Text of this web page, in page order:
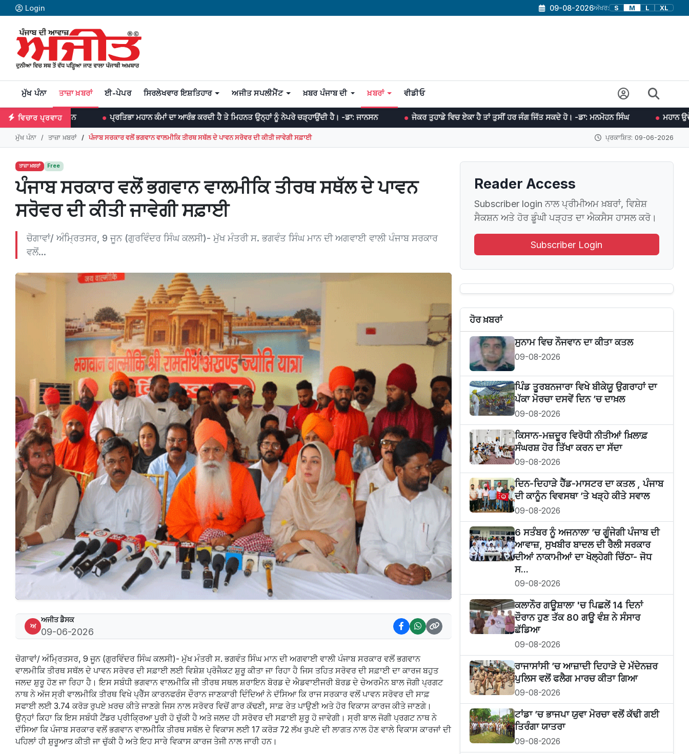
Login 09-08-2026ਅੱਖਰ: S M L XL
ਮੁੱਖ ਪੰਨਾ ਤਾਜ਼ਾ ਖ਼ਬਰਾਂ ਈ-ਪੇਪਰ ਸਿਰਲੇਖਵਾਰ ਇਸ਼ਤਿਹਾਰ ਅਜੀਤ ਸਪਲੀਮੈਂਟ ਖ਼ਬਰ ਪੰਜਾਬ ਦੀ ਖ਼ਬਰਾਂ ਵੀਡੀਓ
ਵਿਚਾਰ ਪ੍ਰਵਾਹਪ੍ਰਤਿਭਾ ਮਹਾਨ ਕੰਮਾਂ ਦਾ ਆਰੰਭ ਕਰਦੀ ਹੈ ਤੇ ਮਿਹਨਤ ਉਨ੍ਹਾਂ ਨੂੰ ਨੇਪਰੇ ਚੜ੍ਹਾਉਂਦੀ ਹੈ। -ਡਾ: ਜਾਨਸਨ ਜੇਕਰ ਤੁਹਾਡੇ ਵਿਚ ਏਕਾ ਹੈ ਤਾਂ ਤੁਸੀਂ ਹਰ ਜੰਗ ਜਿੱਤ ਸਕਦੇ ਹੋ। -ਡਾ: ਮਨਮੋਹਨ ਸਿੰਘ ਮਹਾਨ ਉਦੇਸ਼ ਦੀ ਪੂਰਤੀ ਲਈ
ਮੁੱਖ ਪੰਨਾ ਤਾਜ਼ਾ ਖ਼ਬਰਾਂ ਪੰਜਾਬ ਸਰਕਾਰ ਵਲੋਂ ਭਗਵਾਨ ਵਾਲਮੀਕਿ ਤੀਰਥ ਸਥੱਲ ਦੇ ਪਾਵਨ ਸਰੋਵਰ ਦੀ ਕੀਤੀ ਜਾਵੇਗੀ ਸਫ਼ਾਈ ਪ੍ਰਕਾਸ਼ਿਤ: 09-06-2026
ਤਾਜ਼ਾ ਖ਼ਬਰਾਂ Free
ਪੰਜਾਬ ਸਰਕਾਰ ਵਲੋਂ ਭਗਵਾਨ ਵਾਲਮੀਕਿ ਤੀਰਥ ਸਥੱਲ ਦੇ ਪਾਵਨ
ਸਰੋਵਰ ਦੀ ਕੀਤੀ ਜਾਵੇਗੀ ਸਫ਼ਾਈ
ਚੋਗਾਵਾਂ/ ਅੰਮ੍ਰਿਤਸਰ, 9 ਜੂਨ (ਗੁਰਵਿੰਦਰ ਸਿੰਘ ਕਲਸੀ)- ਮੁੱਖ ਮੰਤਰੀ ਸ. ਭਗਵੰਤ ਸਿੰਘ ਮਾਨ ਦੀ ਅਗਵਾਈ ਵਾਲੀ ਪੰਜਾਬ ਸਰਕਾਰ
ਵਲੋਂ...
ਅ
ਅਜੀਤ ਡੈਸਕ
09-06-2026
ਚੋਗਾਵਾਂ/ ਅੰਮ੍ਰਿਤਸਰ, 9 ਜੂਨ (ਗੁਰਵਿੰਦਰ ਸਿੰਘ ਕਲਸੀ)- ਮੁੱਖ ਮੰਤਰੀ ਸ. ਭਗਵੰਤ ਸਿੰਘ ਮਾਨ ਦੀ ਅਗਵਾਈ ਵਾਲੀ ਪੰਜਾਬ ਸਰਕਾਰ ਵਲੋਂ ਭਗਵਾਨ
ਵਾਲਮੀਕਿ ਤੀਰਥ ਸਥੱਲ ਦੇ ਪਾਵਨ ਸਰੋਵਰ ਦੀ ਸਫ਼ਾਈ ਲਈ ਵਿਸ਼ੇਸ਼ ਪ੍ਰੋਜੈਕਟ ਸ਼ੁਰੂ ਕੀਤਾ ਜਾ ਰਿਹਾ ਹੈ ਜਿਸ ਤਹਿਤ ਸਰੋਵਰ ਦੀ ਸਫ਼ਾਈ ਦਾ ਕਾਰਜ ਬਹੁਤ
ਜਲਦ ਸ਼ੁਰੂ ਹੋਣ ਜਾ ਰਿਹਾ ਹੈ। ਇਸ ਸਬੰਧੀ ਭਗਵਾਨ ਵਾਲਮੀਕਿ ਜੀ ਤੀਰਥ ਸਥਲ ਸ਼ਰਾਇਨ ਬੋਰਡ ਦੇ ਐਡਵਾਈਜਰੀ ਬੋਰਡ ਦੇ ਚੇਅਰਮੈਨ ਬਾਲ ਜੋਗੀ ਪ੍ਰਗਟ
ਨਾਥ ਨੇ ਅੱਜ ਸ੍ਰੀ ਵਾਲਮੀਕਿ ਤੀਰਥ ਵਿਖੇ ਪ੍ਰੈੱਸ ਕਾਰਨਫਰੰਸ ਦੌਰਾਨ ਜਾਣਕਾਰੀ ਦਿੰਦਿਆਂ ਨੇ ਦੱਸਿਆ ਕਿ ਰਾਜ ਸਰਕਾਰ ਵਲੋਂ ਪਾਵਨ ਸਰੋਵਰ ਦੀ ਸਾਫ਼
ਸਫਾਈ ਲਈ 3.74 ਕਰੋੜ ਰੁਪਏ ਖ਼ਰਚ ਕੀਤੇ ਜਾਣਗੇ ਜਿਸ ਨਾਲ ਸਰੋਵਰ ਵਿਚੋਂ ਗਾਰ ਕੱਢਣੀ, ਸਾਫ਼ ਰੇਤ ਪਾਉਣੀ ਅਤੇ ਹੋਰ ਵਿਕਾਸ ਕਾਰਜ ਕੀਤੇ ਜਾਣਗੇ।
ਉਨ੍ਹਾਂ ਕਿਹਾ ਕਿ ਇਸ ਸਬੰਧੀ ਟੈਂਡਰ ਪ੍ਰੀਕ੍ਰਿਆ ਪੂਰੀ ਹੋ ਚੁੱਕੀ ਹੈ ਅਤੇ ਜਲਦ ਹੀ ਸਰੋਵਰ ਦੀ ਸਫ਼ਾਈ ਸ਼ੁਰੂ ਹੋ ਜਾਵੇਗੀ। ਸ੍ਰੀ ਬਾਲ ਜੋਗੀ ਪ੍ਰਗਟ ਨਾਥ ਨੇ
ਦੱਸਿਆ ਕਿ ਪੰਜਾਬ ਸਰਕਾਰ ਵਲੋਂ ਭਗਵਾਨ ਵਾਲਮੀਕਿ ਤੀਰਥ ਸਥੱਲ ਦੇ ਵਿਕਾਸ ਲਈ 17 ਕਰੋੜ 72 ਲੱਖ ਰੁਪਏ ਦੀ ਲਾਗਤ ਨਾਲ ਹੋਣ ਵਾਲੇ ਵਿਕਾਸ ਕਾਰਜਾਂ ਦੀ
ਪਹਿਲਾਂ ਹੀ ਸ਼ੁਰੂਆਤ ਕੀਤੀ ਜਾ ਚੁੱਕੀ ਹੈ ਅਤੇ ਇਹ ਸਾਰੇ ਵਿਕਾਸ ਕਾਰਜ ਤੇਜੀ ਨਾਲ ਜਾਰੀ ਹਨ।
Reader Access
Subscriber login ਨਾਲ ਪ੍ਰੀਮੀਅਮ ਖ਼ਬਰਾਂ, ਵਿਸ਼ੇਸ਼
ਸੈਕਸ਼ਨ ਅਤੇ ਹੋਰ ਡੂੰਘੀ ਪੜ੍ਹਤ ਦਾ ਐਕਸੈਸ ਹਾਸਲ ਕਰੋ।
Subscriber Login
ਹੋਰ ਖ਼ਬਰਾਂ
ਸੁਨਾਮ ਵਿਚ ਨੌਜਵਾਨ ਦਾ ਕੀਤਾ ਕਤਲ
09-08-2026
ਪਿੰਡ ਤੂਰਬਨਜਾਰਾ ਵਿਖੇ ਬੀਕੇਯੂ ਉਗਰਾਹਾਂ ਦਾ
ਪੱਕਾ ਮੋਰਚਾ ਦਸਵੇਂ ਦਿਨ ’ਚ ਦਾਖ਼ਲ
09-08-2026
ਕਿਸਾਨ-ਮਜ਼ਦੂਰ ਵਿਰੋਧੀ ਨੀਤੀਆਂ ਖ਼ਿਲਾਫ਼
ਸੰਘਰਸ਼ ਹੋਰ ਤਿੱਖਾ ਕਰਨ ਦਾ ਸੱਦਾ
09-08-2026
ਦਿਨ-ਦਿਹਾੜੇ ਹੈੱਡ-ਮਾਸਟਰ ਦਾ ਕਤਲ , ਪੰਜਾਬ
ਦੀ ਕਾਨੂੰਨ ਵਿਵਸਥਾ ’ਤੇ ਖੜ੍ਹੇ ਕੀਤੇ ਸਵਾਲ
09-08-2026
6 ਸਤੰਬਰ ਨੂੰ ਅਜਨਾਲਾ ’ਚ ਗੂੰਜੇਗੀ ਪੰਜਾਬ ਦੀ
ਆਵਾਜ਼, ਸੁਖਬੀਰ ਬਾਦਲ ਦੀ ਰੈਲੀ ਸਰਕਾਰ
ਦੀਆਂ ਨਾਕਾਮੀਆਂ ਦਾ ਖੋਲ੍ਹੇਗੀ ਚਿੱਠਾ- ਜੋਧ
ਸ...
09-08-2026
ਕਲਾਨੌਰ ਗਊਸ਼ਾਲਾ 'ਚ ਪਿਛਲੇਂ 14 ਦਿਨਾਂ
ਦੌਰਾਨ ਹੁਣ ਤੱਕ 80 ਗਊ ਵੰਸ਼ ਨੇ ਸੰਸਾਰ
ਛੱਡਿਆ
09-08-2026
ਰਾਜਾਸਾਂਸੀ ’ਚ ਆਜ਼ਾਦੀ ਦਿਹਾੜੇ ਦੇ ਮੱਦੇਨਜ਼ਰ
ਪੁਲਿਸ ਵਲੋਂ ਫਲੈਗ ਮਾਰਚ ਕੀਤਾ ਗਿਆ
09-08-2026
ਟਾਂਡਾ ’ਚ ਭਾਜਪਾ ਯੁਵਾ ਮੋਰਚਾ ਵਲੋਂ ਕੱਢੀ ਗਈ
ਤਿਰੰਗਾ ਯਾਤਰਾ
09-08-2026